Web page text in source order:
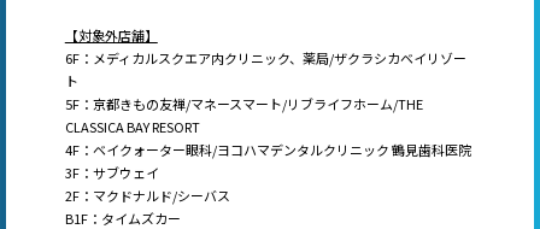
【対象外店舗】
6F：メディカルスクエア内クリニック、薬局/ザクラシカベイリゾー
ト
5F：京都きもの友禅/マネースマート/リブライフホーム/THE
CLASSICA BAY RESORT
4F：ベイクォーター眼科/ヨコハマデンタルクリニック 鶴見歯科医院
3F：サブウェイ
2F：マクドナルド/シーバス
B1F：タイムズカー